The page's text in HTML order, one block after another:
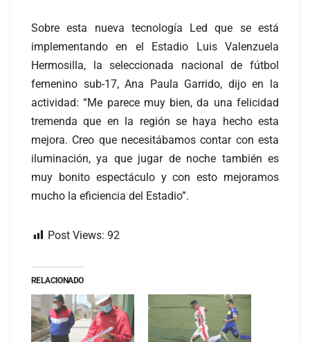
Sobre esta nueva tecnología Led que se está
implementando en el Estadio Luis Valenzuela
Hermosilla, la seleccionada nacional de fútbol
femenino sub-17, Ana Paula Garrido, dijo en la
actividad: “Me parece muy bien, da una felicidad
tremenda que en la región se haya hecho esta
mejora. Creo que necesitábamos contar con esta
iluminación, ya que jugar de noche también es
muy bonito espectáculo y con esto mejoramos
mucho la eficiencia del Estadio”.
Post Views: 92
RELACIONADO